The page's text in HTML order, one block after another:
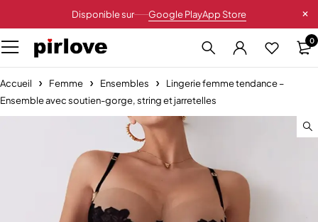
Disponible sur Google PlayApp Store
0
Accueil Femme Ensembles
Lingerie femme tendance –
Ensemble avec soutien-gorge, string et jarretelles